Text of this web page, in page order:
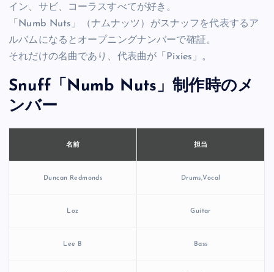
イン、サビ、コーラスすべてが好き。
「Numb Nuts」（ナムナッツ）がスナッフを代表するア
ルバムになるとオープニングナンバーで確証。
それだけの名曲であり、代表曲が「Pixies」。
Snuff「Numb Nuts」制作時のメ
ンバー
名前 担当
Duncan Redmonds Drums,Vocal
Loz Guitar
Lee B Bass